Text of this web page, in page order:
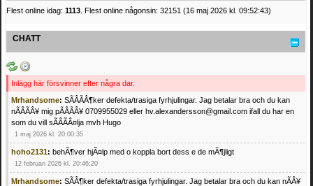
Flest online idag: 1113 . Flest online någonsin: 32151 (16 maj 2026 kl. 09:52:43)
CHATT
Inlägg här försvinner efter några dar.
Mrhandsome: SÃÂÃÂ¶ker defekta/trasiga fyrhjulingar. Jag betalar bra och du kan
nÃÂÃÂ¥ mig pÃÂÃÂ¥ 0709955029 eller hv.alexandersson@gmail.com ifall du har en
som du vill sÃÂÃÂ¤lja mvh Hugo
1 maj 2026 kl. 20:00:35
hoho2131: behÃ¶ver hjÃ¤lp med o koppla bort dess e de mÃ¶jligt
12 februari 2026 kl. 20:46:20
Mrhandsome: SÃÂ¶ker defekta/trasiga fyrhjulingar. Jag betalar bra och du kan nÃÂ¥